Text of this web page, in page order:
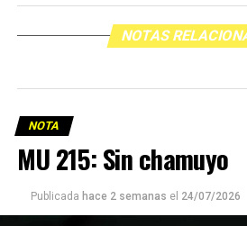
NOTAS
NOTA
MU 215: Sin chamuyo
Publicada hace 2 semanas el 24/07/2026